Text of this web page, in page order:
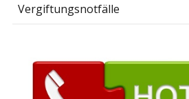
Vergiftungsnotfälle